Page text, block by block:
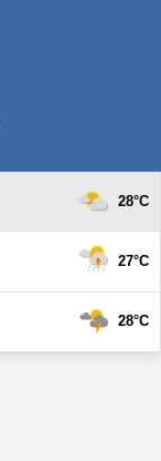
28°C
27°C
28°C